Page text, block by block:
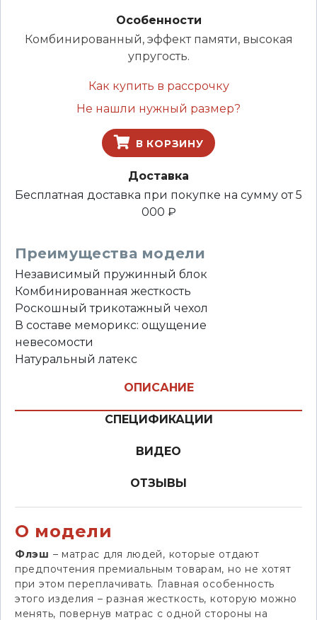
Особенности
Комбинированный, эффект памяти, высокая
упругость.
Как купить в рассрочку
Не нашли нужный размер?
В КОРЗИНУ
Доставка
Бесплатная доставка при покупке на сумму от 5
000 ₽
Преимущества модели
Независимый пружинный блок
Комбинированная жесткость
Роскошный трикотажный чехол
В составе меморикс: ощущение
невесомости
Натуральный латекс
ОПИСАНИЕ
СПЕЦИФИКАЦИИ
ВИДЕО
ОТЗЫВЫ
О модели
Флэш – матрас для людей, которые отдают
предпочтения премиальным товарам, но не хотят
при этом переплачивать. Главная особенность
этого изделия – разная жесткость, которую можно
менять, повернув матрас с одной стороны на